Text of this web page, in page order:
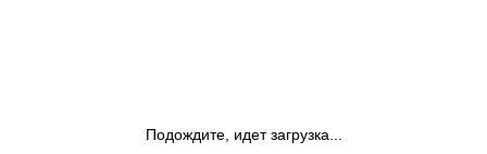
Подождите, идет загрузка...